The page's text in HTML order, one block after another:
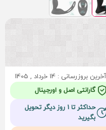
آخرین بروزرسانی : 14 خرداد , 1405
گارانتی اصل و اورجینال
حداکثر تا 1 روز دیگر تحویل
بگیرید